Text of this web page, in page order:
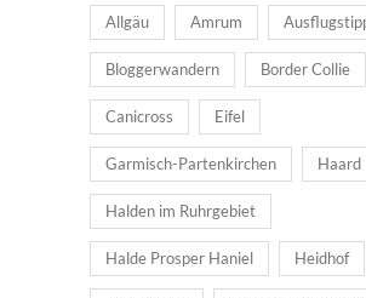
Allgäu Amrum
Bloggerwandern Border Collie
Canicross Eifel
Garmisch-Partenkirchen Haard
Halden im Ruhrgebiet
Halde Prosper Haniel Heidhof